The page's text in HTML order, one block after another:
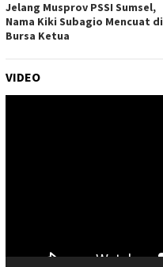
Jelang Musprov PSSI Sumsel,
Nama Kiki Subagio Mencuat di
Bursa Ketua
VIDEO